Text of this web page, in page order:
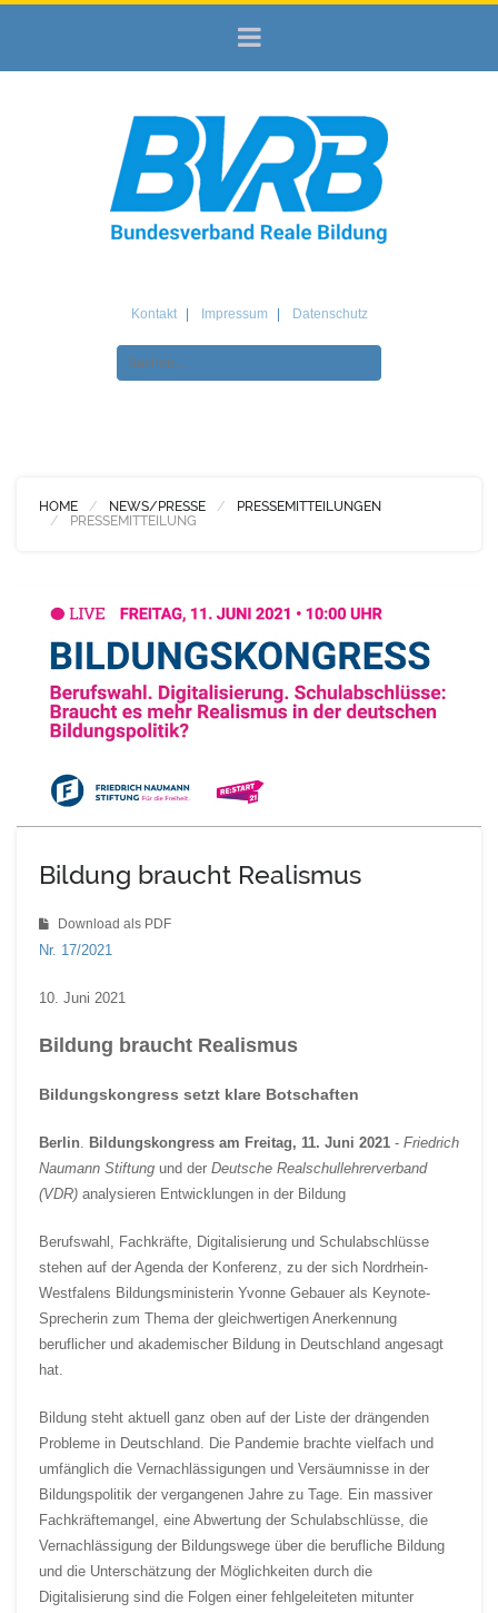
Kontakt Impressum Datenschutz
HOME NEWS/PRESSE
PRESSEMITTEILUNGEN
PRESSEMITTEILUNG
Bildung braucht Realismus
Download als PDF
Nr. 17/2021
10. Juni 2021
Bildung braucht Realismus
Bildungskongress setzt klare Botschaften
Berlin. Bildungskongress am Freitag, 11. Juni 2021 - Friedrich
Naumann Stiftung und der Deutsche Realschullehrerverband
(VDR) analysieren Entwicklungen in der Bildung
Berufswahl, Fachkräfte, Digitalisierung und Schulabschlüsse
stehen auf der Agenda der Konferenz, zu der sich Nordrhein-
Westfalens Bildungsministerin Yvonne Gebauer als Keynote-
Sprecherin zum Thema der gleichwertigen Anerkennung
beruflicher und akademischer Bildung in Deutschland angesagt
hat.
Bildung steht aktuell ganz oben auf der Liste der drängenden
Probleme in Deutschland. Die Pandemie brachte vielfach und
umfänglich die Vernachlässigungen und Versäumnisse in der
Bildungspolitik der vergangenen Jahre zu Tage. Ein massiver
Fachkräftemangel, eine Abwertung der Schulabschlüsse, die
Vernachlässigung der Bildungswege über die berufliche Bildung
und die Unterschätzung der Möglichkeiten durch die
Digitalisierung sind die Folgen einer fehlgeleiteten mitunter